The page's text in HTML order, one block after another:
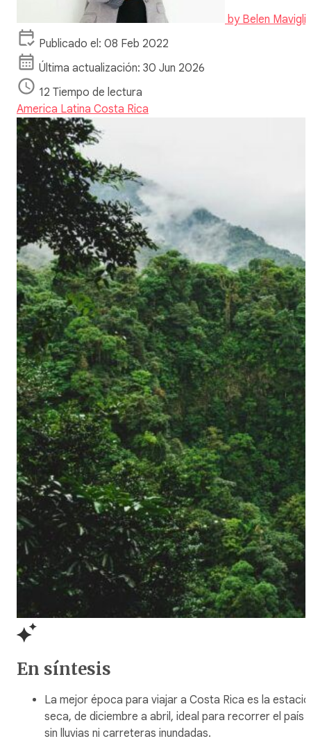
by Belen
Publicado el: 08 Feb 2022
Última actualización: 30 Jun 2026
12 Tiempo de lectura
America Latina Costa Rica
En síntesis
La mejor época para viajar a Costa Rica es la
seca, de diciembre a abril, ideal para recorrer el país
sin lluvias ni carreteras inundadas.